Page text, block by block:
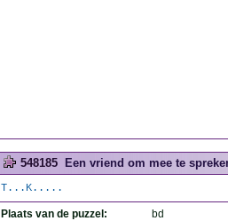
548185 Een vriend om mee te
T...K.....
Plaats van de puzzel:
bd